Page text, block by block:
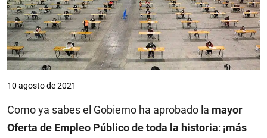
10 agosto de 2021
Como ya sabes el Gobierno ha aprobado la mayor
Oferta de Empleo Público de toda la historia: ¡más